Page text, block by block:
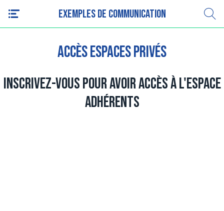
Exemples de communication
Accès espaces privés
Inscrivez-vous pour avoir accès à l'espace
adhérents